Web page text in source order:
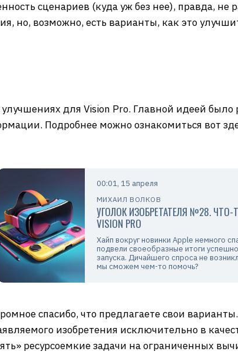
сценариев (куда уж без нее), правда, не
но, возможно, есть варианты, как это
для Vision Pro. Главной идеей
Подробнее можно ознакомиться вот
00:01, 15 апреля
МИХАИЛ ВОЛКОВ
УГОЛОК ИЗОБРЕТАТЕЛЯ №28.
VISION PRO
Хайп вокруг новинки Apple немного
подвели своеобразные итоги
запуска. Дичайшего спроса не
мы сможем чем-то помочь?
спасибо, что предлагаете свои
изобретения исключительно в
ресурсоемкие задачи на ограниченных